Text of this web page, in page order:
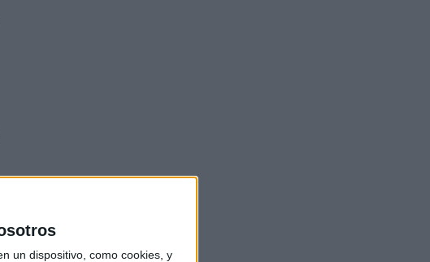
un dispositivo, como cookies, y